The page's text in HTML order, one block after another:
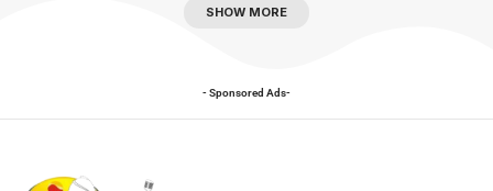
SHOW MORE
- Sponsored Ads-